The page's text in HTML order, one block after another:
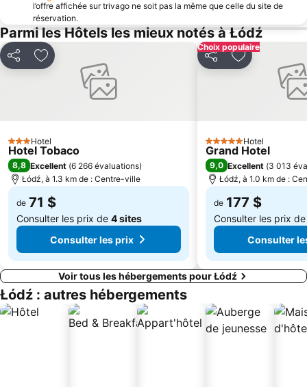
l’offre affichée sur trivago ne soit pas la même que celle du site de
réservation.
Parmi les Hôtels les mieux notés à Łódź
PartagerAjouter à mes favoris
3 Étoiles
Hotel
Hotel Tobaco
8,8 Excellent (6 266 évaluations)
Łódź, à 1.3 km de : Centre-ville
de 71 $
Consulter les prix de 4 sites
Consulter les prix
Choix populaire
PartagerAjouter à
5 ÉtoilesHotel
Grand Hotel
9,0 Excellent (3 013
Łódź, à 1.0 km de :
de 177 $
Consulter les prix
Consulter
Voir tous les hébergements pour Łódź
Łódź : autres hébergements